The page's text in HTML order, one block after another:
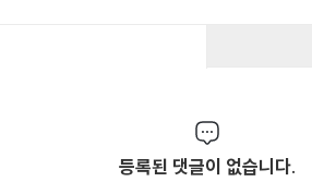
등록된 댓글이 없습니다.